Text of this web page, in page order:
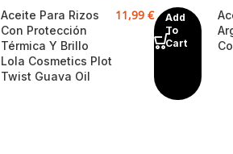
Aceite Para Rizos
Con Protección
Térmica Y Brillo
Lola Cosmetics Plot
Twist Guava Oil
11,99€
Add
To
Cart